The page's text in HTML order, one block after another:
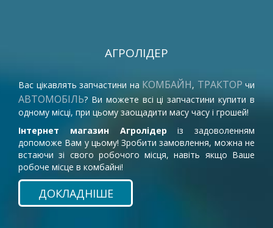
АГРОЛІДЕР
Вас цікавлять запчастини на КОМБАЙН, ТРАКТОР чи
АВТОМОБІЛЬ? Ви можете всі ці запчастини купити в
одному місці, при цьому заощадити масу часу і грошей!
Інтернет магазин Агролідер із задоволенням
допоможе Вам у цьому! Зробити замовлення, можна не
встаючи зі свого робочого місця, навіть якщо Ваше
робоче місце в комбайні!
ДОКЛАДНІШЕ